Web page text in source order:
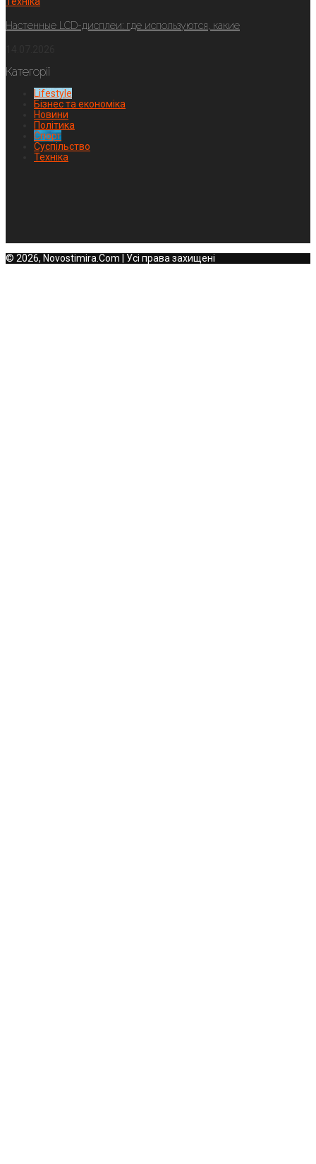
Настенные LCD-дисплеи: где используются, какие
Категорії
Lifestyle
Бізнес та економіка
Новини
Політика
Спорт
Суспільство
Техніка
© 2026, Novostimira.Com | Усі права захищені